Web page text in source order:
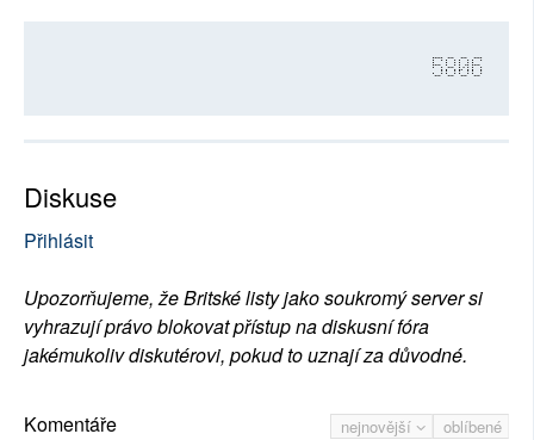
5806
Diskuse
Přihlásit
Upozorňujeme, že Britské listy jako soukromý server si
vyhrazují právo blokovat přístup na diskusní fóra
jakémukoliv diskutérovi, pokud to uznají za důvodné.
nejnovější oblíbené
Komentáře